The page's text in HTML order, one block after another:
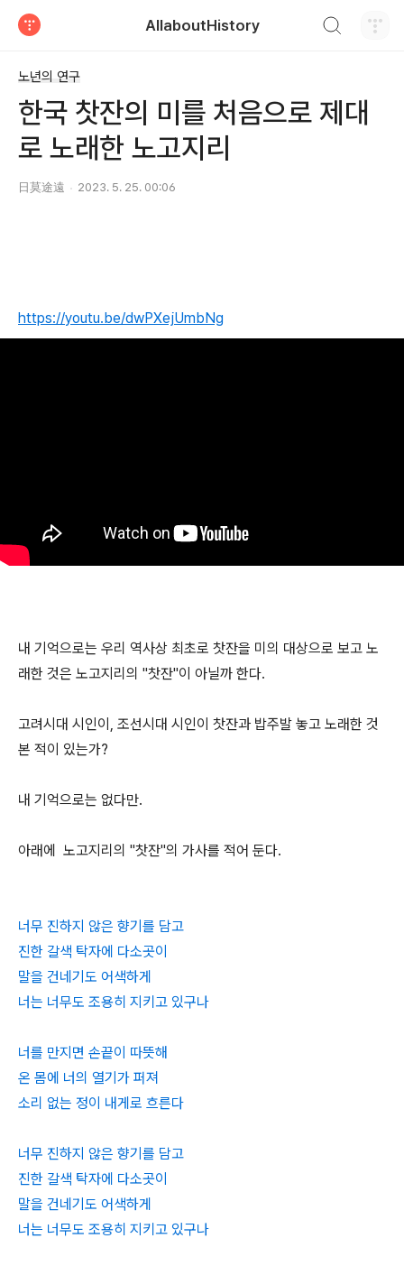
AllaboutHistory
노년의 연구
한국 찻잔의 미를 처음으로 제대
로 노래한 노고지리
日莫途遠 2023. 5. 25. 00:06
https://youtu.be/dwPXejUmbNg
내 기억으로는 우리 역사상 최초로 찻잔을 미의 대상으로 보고 노
래한 것은 노고지리의 "찻잔"이 아닐까 한다.
고려시대 시인이, 조선시대 시인이 찻잔과 밥주발 놓고 노래한 것
본 적이 있는가?
내 기억으로는 없다만.
아래에 노고지리의 "찻잔"의 가사를 적어 둔다.
너무 진하지 않은 향기를 담고
진한 갈색 탁자에 다소곳이
말을 건네기도 어색하게
너는 너무도 조용히 지키고 있구나
너를 만지면 손끝이 따뜻해
온 몸에 너의 열기가 퍼져
소리 없는 정이 내게로 흐른다
너무 진하지 않은 향기를 담고
진한 갈색 탁자에 다소곳이
말을 건네기도 어색하게
너는 너무도 조용히 지키고 있구나